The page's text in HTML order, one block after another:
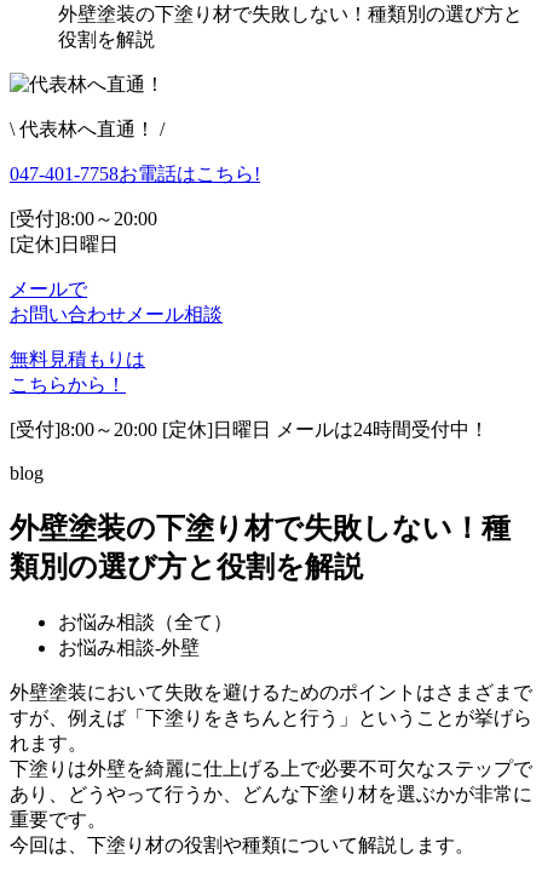
外壁塗装の下塗り材で失敗しない！種類別の選び方と
役割を解説
\ 代表林へ直通！ /
047-401-7758お電話はこちら!
[受付]8:00～20:00
[定休]日曜日
メールで
お問い合わせ メール相談
無料見積もりは
こちらから！
[受付]8:00～20:00 [定休]日曜日 メールは24時間受付中！
blog
外壁塗装の下塗り材で失敗しない！種
類別の選び方と役割を解説
お悩み相談（全て）
お悩み相談-外壁
外壁塗装において失敗を避けるためのポイントはさまざまで
すが、例えば「下塗りをきちんと行う」ということが挙げら
れます。
下塗りは外壁を綺麗に仕上げる上で必要不可欠なステップで
あり、どうやって行うか、どんな下塗り材を選ぶかが非常に
重要です。
今回は、下塗り材の役割や種類について解説します。